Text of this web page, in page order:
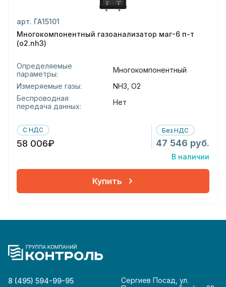
арт. ГА15101
Многокомпонентный газоанализатор маг-6 п-т
(o2.nh3)
Определяемые
параметры:
Многокомпонентный
Измеряемые газы:
NH3, O2
Беспроводная
передача данных:
Нет
С НДС
58 006₽
Без НДС
47 546 руб.
В наличии
Купить
8 (495) 594-99-95
Сергиев Посад, ул.